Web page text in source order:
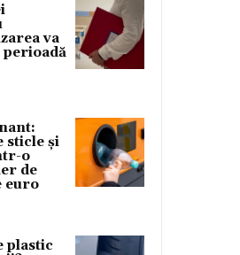
va
perioadă
sticle și
o
de
euro
plastic